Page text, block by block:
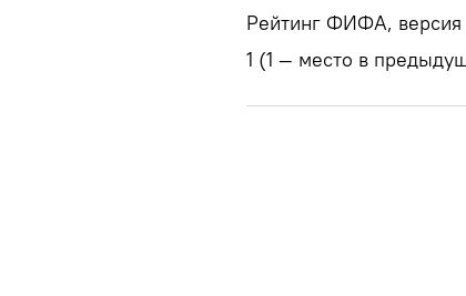
Рейтинг ФИФА, версия
1 (1 — место в